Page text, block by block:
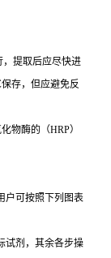
，提取后应尽快进
保存，但应避免反
物酶的（HRP）
户可按照下列图表
试剂，其余各步操